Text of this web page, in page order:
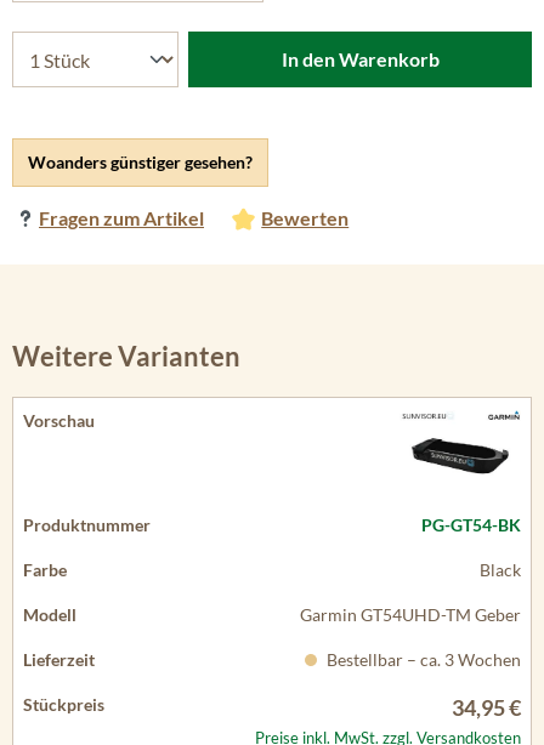
Woanders günstiger gesehen?
Fragen zum Artikel Bewerten
In den Warenkorb
Weitere Varianten
PG-GT54-BK
Black
Garmin GT54UHD-TM Geber
Bestellbar – ca. 3 Wochen
34,95 €
Preise inkl. MwSt. zzgl. Versandkosten